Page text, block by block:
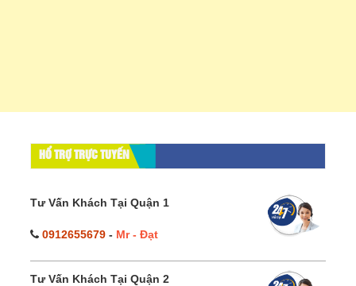
HỔ TRỢ TRỰC TUYẾN
Tư Vấn Khách Tại Quận 1
0912655679 - Mr - Đạt
Tư Vấn Khách Tại Quận 2